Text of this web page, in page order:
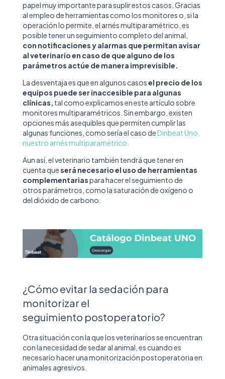
papel muy importante para suplir estos casos. Gracias
al empleo de herramientas como los monitores o, si la
operación lo permite, el arnés multiparamétrico, es
posible tener un seguimiento completo del animal,
con notificaciones y alarmas que permitan avisar
al veterinario en caso de que alguno de los
parámetros actúe de manera imprevisible.
La desventaja es que en algunos casosel precio de los
equipos puede ser inaccesible para algunas
clínicas, tal como explicamos en este artículo sobre
monitores multiparamétricos. Sin embargo, existen
opciones más asequibles que permiten cumplir las
algunas funciones, como sería el caso deDinbeat Uno,
nuestro arnés multiparamétrico.
Aun así, el veterinario también tendrá que tener en
cuenta queserá necesario el uso de herramientas
complementariaspara hacer el seguimiento de
otros parámetros, como la saturación de oxígeno o
del dióxido de carbono.
¿Cómo evitar la sedación para
monitorizar el
seguimiento postoperatorio?
Otra situación con la que los veterinarios se encuentran
con la necesidad de sedar al animal, es cuando es
necesario hacer una monitorización postoperatoria en
animales agresivos.